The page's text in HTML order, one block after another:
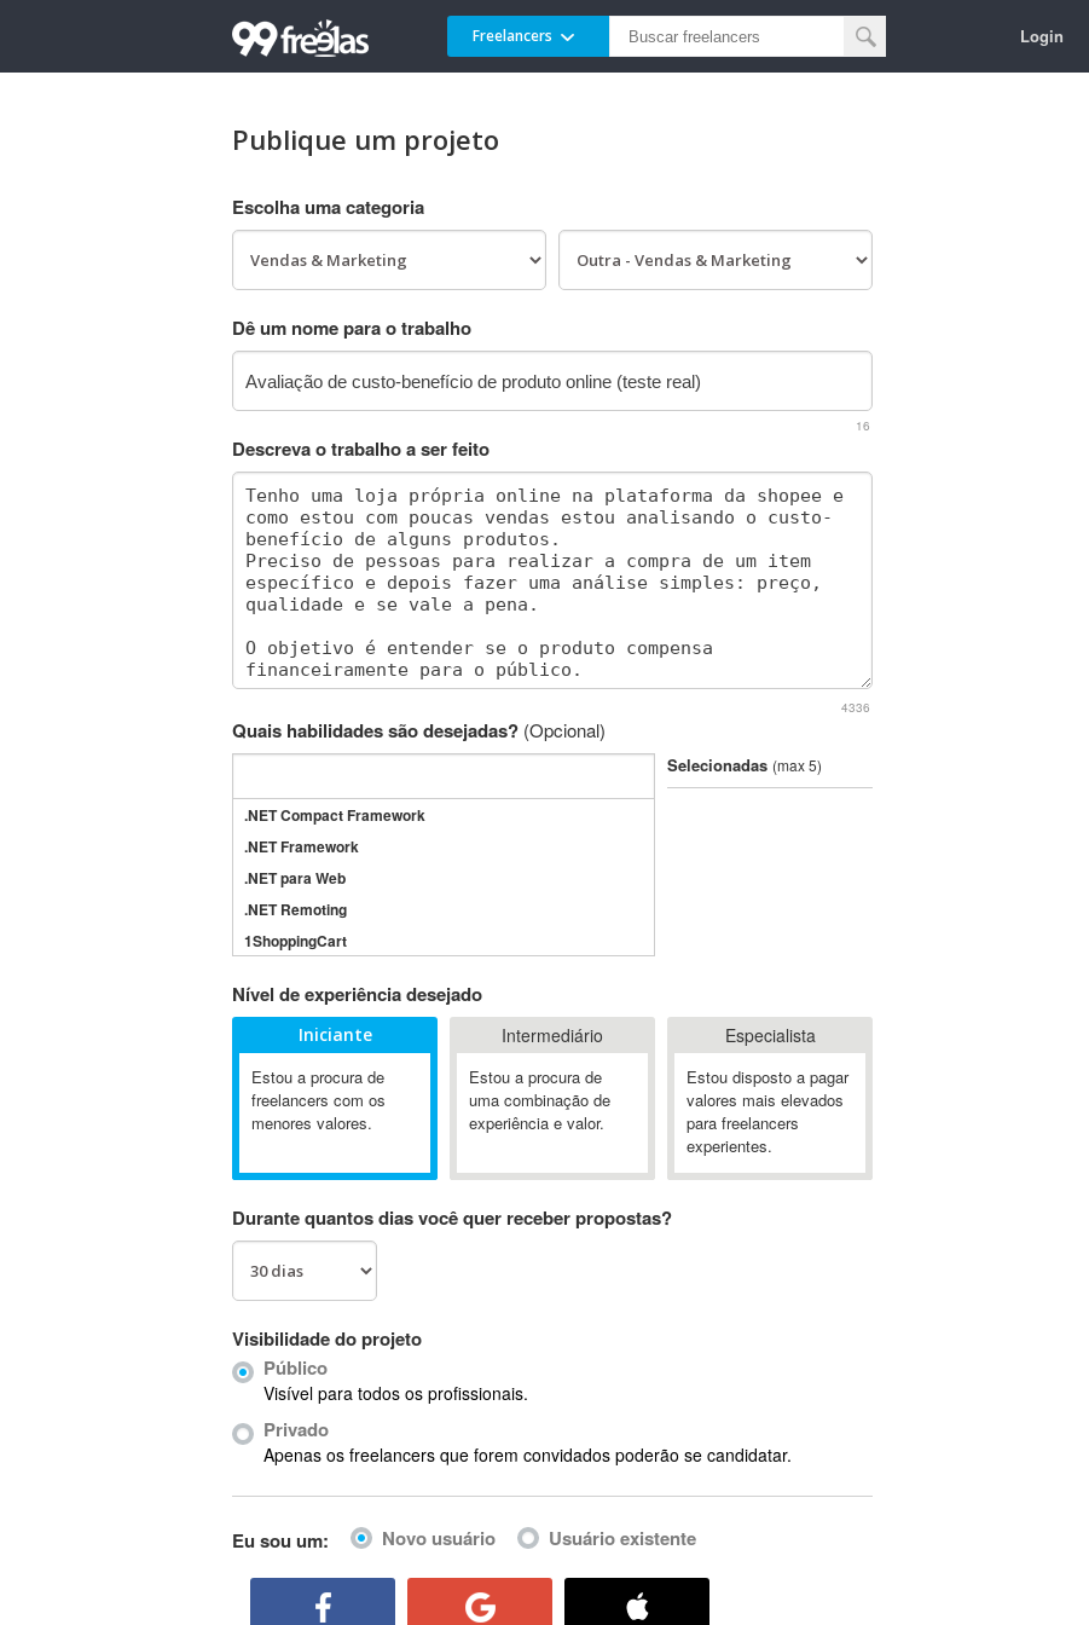
Freelancers Login
Publique um projeto
Escolha uma categoria
Dê um nome para o trabalho
16
Descreva o trabalho a ser feito
4336
Quais habilidades são desejadas? (Opcional)
.NET Compact Framework
.NET Framework
.NET para Web
.NET Remoting
1ShoppingCart
3GSM
4D Dimension
802.11
A&P
A-GPS
Ab Initio
ABIS
AbleCommerce
Ableton Live
Abstract Window Toolkit (AWT)
Selecionadas (max 5)
Nível de experiência desejado
Iniciante
Estou a procura de
freelancers com os
menores valores.
Intermediário
Estou a procura de
uma combinação de
experiência e valor.
Especialista
Estou disposto a pagar
valores mais elevados
para freelancers
experientes.
Durante quantos dias você quer receber propostas?
Visibilidade do projeto
Público
Visível para todos os profissionais.
Privado
Apenas os freelancers que forem convidados poderão se candidatar.
Eu sou um: Novo usuário Usuário existente